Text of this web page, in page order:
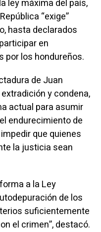
ley máxima del país,
“exige”
hasta declarados
en
por los hondureños.
de Juan
y condena,
actual para asumir
endurecimiento de
que quienes
la justicia sean
a la Ley
de los
suficientemente
el crimen”, destacó.